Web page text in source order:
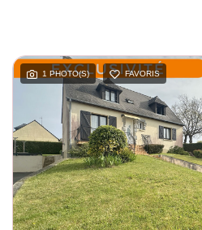
1 PHOTO(S) FAVORIS